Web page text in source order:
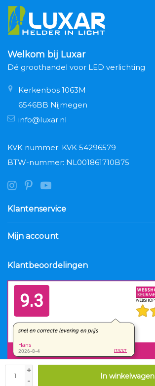
+
-
In winkelwagen
Welkom bij Luxar
Dé groothandel voor LED verlichting
Kerkenbos 1063M
6546BB Nijmegen
info@luxar.nl
KVK nummer: KVK 54296579
BTW-nummer: NL001861710B75
Klantenservice
Mijn account
Klantbeoordelingen
© Copyright 2026 Luxar.nl